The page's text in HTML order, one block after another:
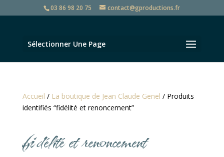
03 86 98 20 75 contact@gproductions.fr
Sélectionner Une Page
Accueil / La boutique de Jean Claude Genel / Produits
identifiés “fidélité et renoncement”
fidélité et renoncement